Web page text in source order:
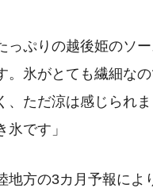
っぷりの越後姫のソ
。氷がとても繊細な
、ただ涼は感じられま
です」
地方の3カ月予報によ